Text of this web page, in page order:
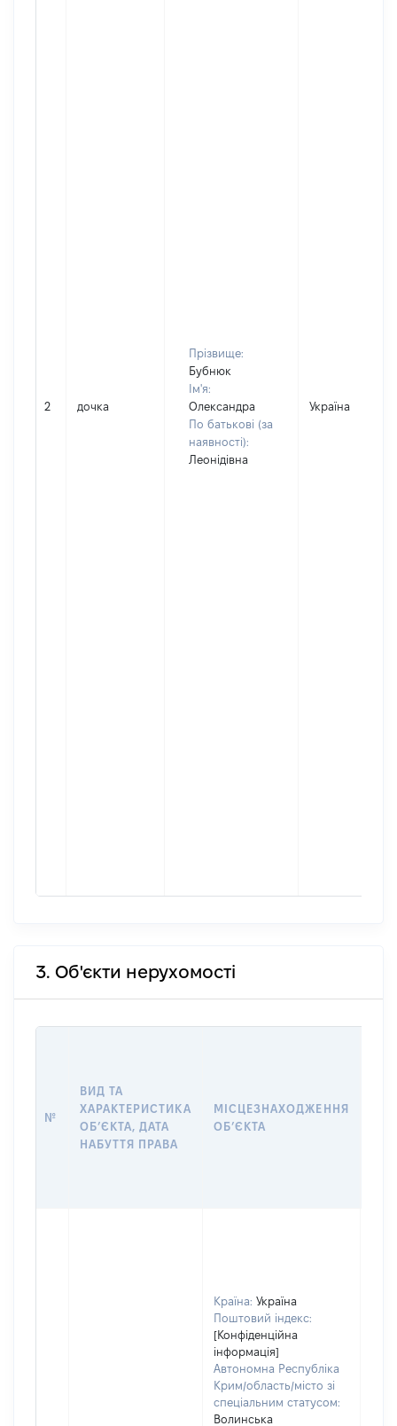
2 дочка
Прізвище:
Бубнюк
Ім'я:
Олександра
По батькові (за
наявності):
Леонідівна
Україна
3. Об'єкти нерухомості
№
ВИД ТА
ХАРАКТЕРИСТИКА
ОБʼЄКТА, ДАТА
НАБУТТЯ ПРАВА
МІСЦЕЗНАХОДЖЕННЯ
ОБʼЄКТА
Країна: Україна
Поштовий індекс:
[Конфіденційна
інформація]
Автономна Республіка
Крим/область/місто зі
спеціальним статусом:
Волинська